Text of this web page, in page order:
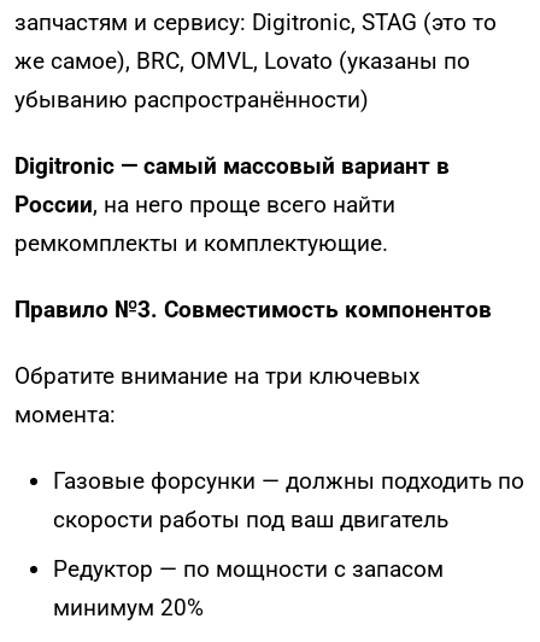
запчастям и сервису: Digitronic, STAG (это то
же самое), BRC, OMVL, Lovato (указаны по
убыванию распространённости)
Digitronic — самый массовый вариант в
России, на него проще всего найти
ремкомплекты и комплектующие.
Правило №3. Совместимость компонентов
Обратите внимание на три ключевых
момента:
Газовые форсунки — должны подходить по
скорости работы под ваш двигатель
Редуктор — по мощности с запасом
минимум 20%